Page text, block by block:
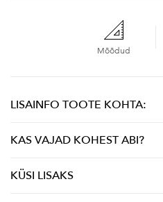
Mõõdud
LISAINFO TOOTE KOHTA:
KAS VAJAD KOHEST ABI?
KÜSI LISAKS